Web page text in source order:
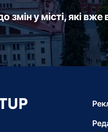
змін у місті, які вже